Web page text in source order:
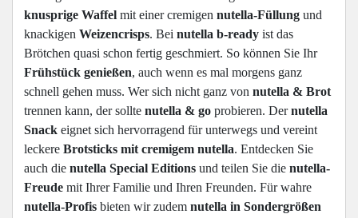
knusprige Waffel mit einer cremigen nutella-Füllung und
knackigen Weizencrisps. Bei nutella b-ready ist das
Brötchen quasi schon fertig geschmiert. So können Sie Ihr
Frühstück genießen, auch wenn es mal morgens ganz
schnell gehen muss. Wer sich nicht ganz von nutella & Brot
trennen kann, der sollte nutella & go probieren. Dernutella
Snack eignet sich hervorragend für unterwegs und vereint
leckere Brotsticks mit cremigem nutella. Entdecken Sie
auch die nutella Special Editions und teilen Sie die nutella-
Freude mit Ihrer Familie und Ihren Freunden. Für wahre
nutella-Profis bieten wir zudem nutella in Sondergrößen